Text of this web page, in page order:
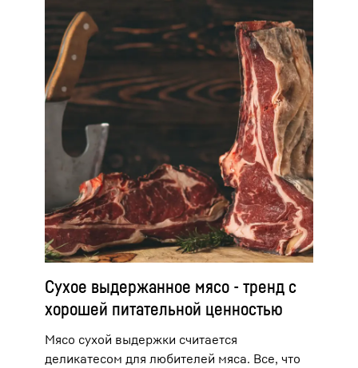
Сухое выдержанное мясо - тренд с
хорошей питательной ценностью
Мясо сухой выдержки считается
деликатесом для любителей мяса. Все, что